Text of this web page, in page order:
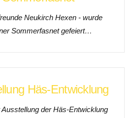
Neukirch Hexen - wurde
Sommerfasnet gefeiert…
Häs-Entwicklung
der Häs-Entwicklung